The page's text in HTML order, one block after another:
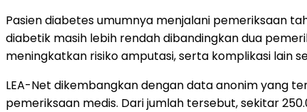
Pasien diabetes umumnya menjalani pemeriksaan
diabetik masih lebih rendah dibandingkan dua
meningkatkan risiko amputasi, serta komplikasi lain
LEA-Net dikembangkan dengan data anonim yang
pemeriksaan medis. Dari jumlah tersebut, sekitar